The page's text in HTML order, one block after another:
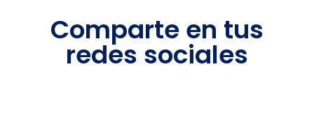
Comparte en tus
redes sociales